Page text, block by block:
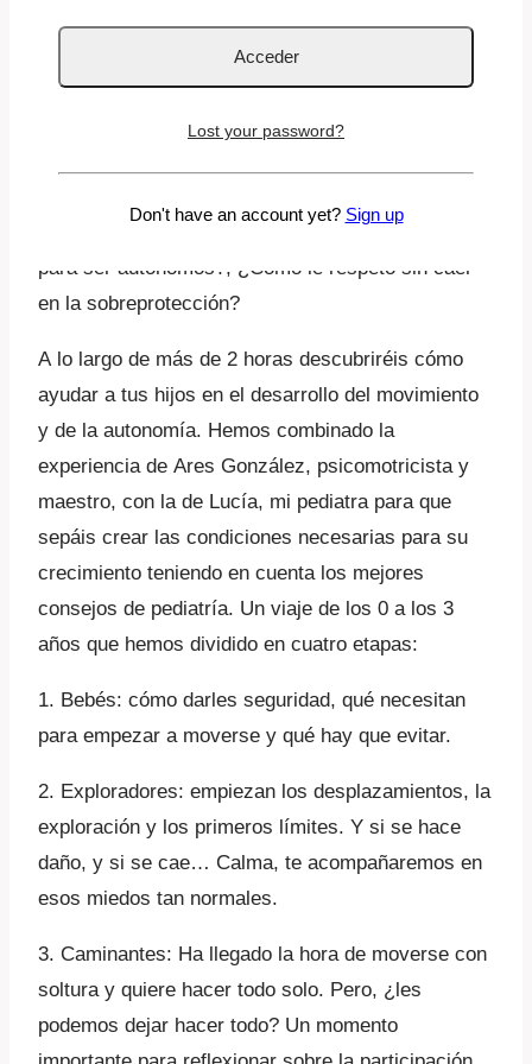
Descubre lo que necesita tu hijo para crecer en
equilibrio y ser autónomo.
Sales del hospital con un bebé en brazos, con
para ser autónomos?, ¿Cómo le respeto sin caer
en la sobreprotección?
A lo largo de más de 2 horas descubriréis cómo
ayudar a tus hijos en el desarrollo del movimiento
y de la autonomía. Hemos combinado la
experiencia de Ares González, psicomotricista y
maestro, con la de Lucía, mi pediatra para que
sepáis crear las condiciones necesarias para su
crecimiento teniendo en cuenta los mejores
consejos de pediatría. Un viaje de los 0 a los 3
años que hemos dividido en cuatro etapas:
1. Bebés: cómo darles seguridad, qué necesitan
para empezar a moverse y qué hay que evitar.
2. Exploradores: empiezan los desplazamientos, la
exploración y los primeros límites. Y si se hace
daño, y si se cae… Calma, te acompañaremos en
esos miedos tan normales.
3. Caminantes: Ha llegado la hora de moverse con
soltura y quiere hacer todo solo. Pero, ¿les
podemos dejar hacer todo? Un momento
Lost your password?
Don't have an account yet? Sign up